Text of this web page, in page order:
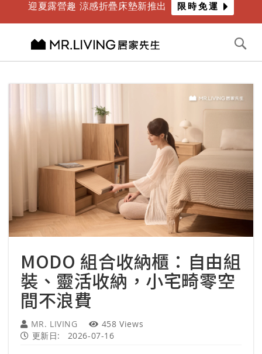
迎夏露營趣 涼感折疊床墊新推出 限時免運
MODO 組合收納櫃：自由組
裝、靈活收納，小宅畸零空
間不浪費
MR. LIVING
458 Views
更新日:
2026-07-16